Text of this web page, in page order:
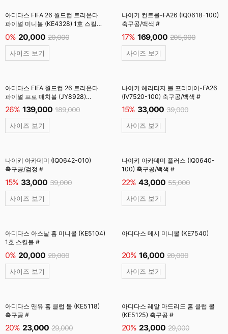
아디다스 FIFA 26 월드컵 트리온다
파이널 미니볼 (KE4328) 1호 스킬볼/
백색 #
0% 20,000 20,000
사이즈 보기
나이키 컨트롤-FA26 (IQ0618-100)
축구공/백색 #
17% 169,000 205,000
사이즈 보기
아디다스 FIFA 월드컵 26 트리온다
파이널 프로 매치볼 (JY8928)
축구공/백색 #
26% 139,000 189,000
사이즈 보기
나이키 헤리티지 볼 프리미어-FA26
(IV7520-100) 축구공/백색 #
15% 33,000 39,000
사이즈 보기
나이키 아카데미 (IQ0642-010)
축구공/검정 #
15% 33,000 39,000
사이즈 보기
나이키 아카데미 플러스 (IQ0640-
100) 축구공/백색 #
22% 43,000 55,000
사이즈 보기
아디다스 아스날 홈 미니볼 (KE5104)
1호 스킬볼 #
0% 20,000 20,000
사이즈 보기
아디다스 메시 미니볼 (KE7540)
20% 16,000 20,000
사이즈 보기
아디다스 맨유 홈 클럽 볼 (KE5118)
축구공 #
20% 23,000 29,000
아디다스 레알 마드리드 홈 클럽 볼
(KE5125) 축구공 #
20% 23,000 29,000